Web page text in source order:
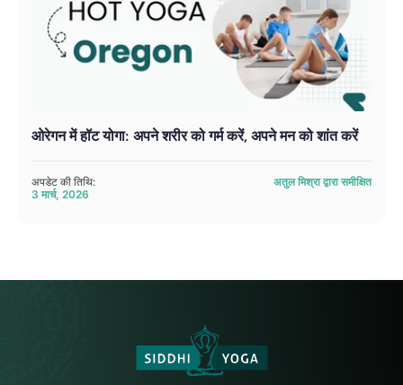
ओरेगन में हॉट योगा: अपने शरीर को गर्म करें, अपने मन को शांत करें
अपडेट की तिथि:
3 मार्च, 2026
अतुल मिश्रा द्वारा समीक्षित